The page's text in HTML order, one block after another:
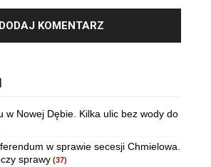
w Nowej Dębie. Kilka ulic bez wody do
w sprawie secesji Chmielowa.
sprawy (37)